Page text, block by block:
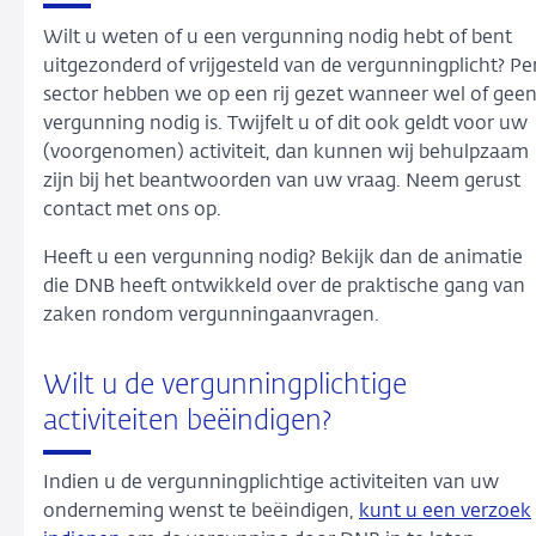
Wilt u weten of u een vergunning nodig hebt of bent
uitgezonderd of vrijgesteld van de vergunningplicht?
sector hebben we op een rij gezet wanneer wel of geen
vergunning nodig is. Twijfelt u of dit ook geldt voor uw
(voorgenomen) activiteit, dan kunnen wij behulpzaam
zijn bij het beantwoorden van uw vraag. Neem gerust
contact met ons op.
Heeft u een vergunning nodig? Bekijk dan de animatie
die DNB heeft ontwikkeld over de praktische gang van
zaken rondom vergunningaanvragen.
Wilt u de vergunningplichtige
activiteiten beëindigen?
Indien u de vergunningplichtige activiteiten van uw
onderneming wenst te beëindigen, kunt u een verzoek